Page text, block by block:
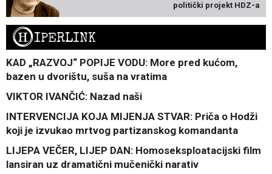
politički projekt HDZ-a
HIPERLINK
KAD „RAZVOJ“ POPIJE VODU: More pred kućom,
bazen u dvorištu, suša na vratima
VIKTOR IVANČIĆ: Nazad naši
INTERVENCIJA KOJA MIJENJA STVAR: Priča o Hodži
koji je izvukao mrtvog partizanskog komandanta
LIJEPA VEČER, LIJEP DAN: Homoseksploatacijski film
lansiran uz dramatični mučenički narativ